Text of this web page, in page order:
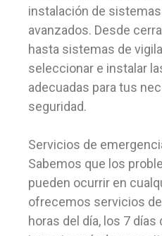
instalación de
avanzados. Desde
hasta sistemas de
seleccionar e instalar
adecuadas para tus
seguridad.
Servicios de
Sabemos que los
pueden ocurrir en
ofrecemos servicios
horas del día, los 7 días